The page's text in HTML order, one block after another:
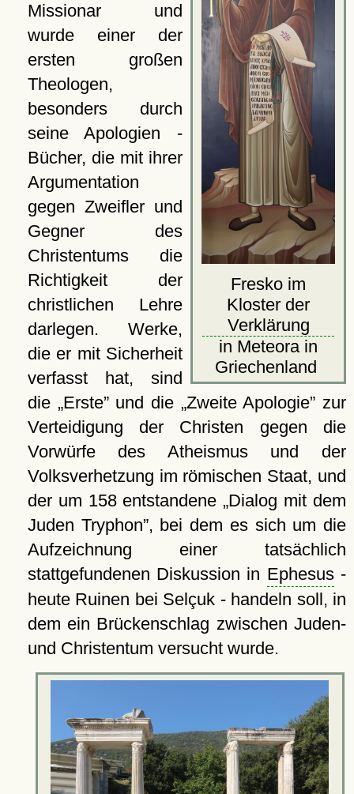
Fresko im
Kloster der
Verklärung
in Meteora in
Griechenland
Missionar und
wurde einer der
ersten großen
Theologen,
besonders durch
seine Apologien -
Bücher, die mit ihrer
Argumentation
gegen Zweifler und
Gegner des
Christentums die
Richtigkeit der
christlichen Lehre
darlegen. Werke,
die er mit Sicherheit
verfasst hat, sind
die
Erste und die Zweite Apologie
zur
Verteidigung der Christen gegen die
Vorwürfe des Atheismus und der
Volksverhetzung im römischen Staat, und
der um 158 entstandene Dialog mit dem
Juden Tryphon , bei dem es sich um die
Aufzeichnung einer tatsächlich
stattgefundenen Diskussion in Ephesus-
heute Ruinen bei Selçuk - handeln soll, in
dem ein Brückenschlag zwischen Juden-
und Christentum versucht wurde.